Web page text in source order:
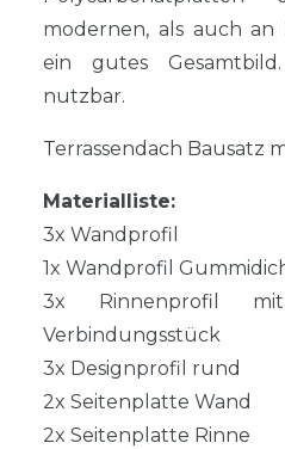
modernen, als auch an
ein gutes
nutzbar.
Terrassendach Bausatz
Materialliste:
3x Wandprofil
1x Wandprofil
3x Rinnenprofil
Verbindungsstück
3x Designprofil rund
2x Seitenplatte Wand
2x Seitenplatte Rinne